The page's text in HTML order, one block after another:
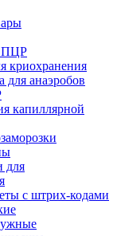
ПЦР
криохранения
анаэробов
капиллярной
для
с штрих-кодами